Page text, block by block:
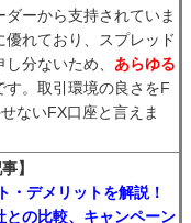
ーから支持されていま
れており、スプレッド
分ないため、 あらゆる
す。取引環境の良さをF
ないFX口座と言えま
】
・デメリットを解説！
との比較、キャンペーン